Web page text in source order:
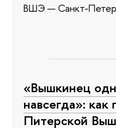
ВШЭ — Санкт-
«Вышкинец
навсегда»:
Питерской